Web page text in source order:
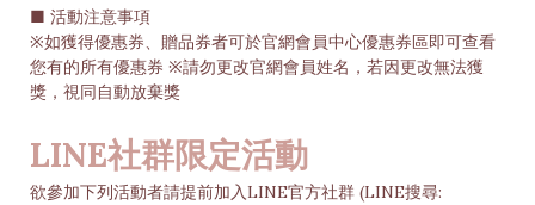
■ 活動注意事項
※如獲得優惠券、贈品券者可於官網會員中心優惠券區即可查看
您有的所有優惠券 ※請勿更改官網會員姓名，若因更改無法獲
獎，視同自動放棄獎
LINE社群限定活動
欲參加下列活動者請提前加入LINE官方社群 (LINE搜尋: